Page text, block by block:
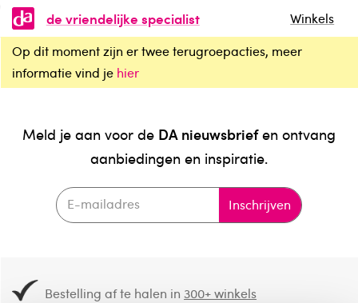
de vriendelijke specialist
Winkels
Op dit moment zijn er twee terugroepacties, meer
informatie vind je hier
Meld je aan voor de DA nieuwsbriefen ontvang
aanbiedingen en inspiratie.
Inschrijven
Bestelling af te halen in300+ winkels